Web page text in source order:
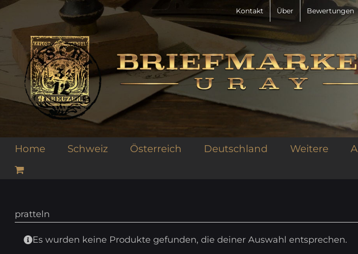
Zum
springen
Kontakt Über Bewertungen
Home Schweiz Österreich Deutschland Weitere
pratteln
Es wurden keine Produkte gefunden, die deiner Auswahl entsprechen.